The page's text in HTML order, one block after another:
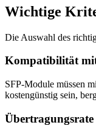
Wichtige
Die Auswahl des
Kompatibilität
SFP-Module müssen
kostengünstig sein,